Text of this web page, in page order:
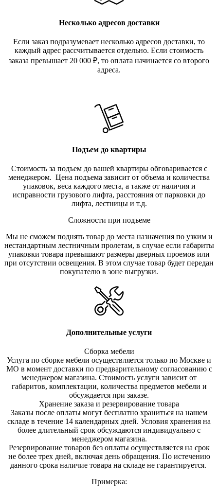
Несколько адресов доставки
Если заказ подразумевает несколько адресов доставки, то
каждый адрес рассчитывается отдельно. Если стоимость
заказа превышает 20 000 ₽, то оплата начинается со второго
адреса.
Подъем до квартиры
Стоимость за подъем до вашей квартиры обговаривается с
менеджером. Цена подъема зависит от объема и количества
упаковок, веса каждого места, а также от наличия и
исправности грузового лифта, расстояния от парковки до
лифта, лестницы и т.д.
Сложности при подъеме
Мы не сможем поднять товар до места назначения по узким и
нестандартным лестничным пролетам, в случае если габариты
упаковки товара превышают размеры дверных проемов или
при отсутствии освещения. В этом случае товар будет передан
покупателю в зоне выгрузки.
Дополнительные услуги
Сборка мебели
Услуга по сборке мебели осуществляется только по Москве и
МО в момент доставки по предварительному согласованию с
менеджером магазина. Стоимость услуги зависит от
габаритов, комплектации, количества предметов мебели и
обсуждается при заказе.
Хранение заказа и резервирование товара
Заказы после оплаты могут бесплатно храниться на нашем
складе в течение 14 календарных дней. Условия хранения на
более длительный срок обсуждаются индивидуально с
менеджером магазина.
Резервирование товаров без оплаты осуществляется на срок
не более трех дней, включая день обращения. По истечению
данного срока наличие товара на складе не гарантируется.
Примерка: